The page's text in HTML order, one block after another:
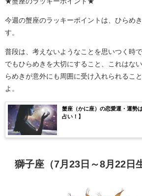
今週の蟹座のラッキーポイントは、ひらめ
す。
普段は、考えないようなことを思いつく時
でもひらめきを大切にすること、これはな
らめきが意外にも周囲に受け入れられるこ
よ。
蟹座（かに座）の恋愛運・運勢
占い！】
獅子座（7月23日～8月22日